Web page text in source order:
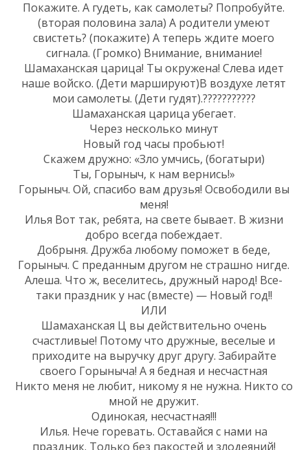
Покажите. А гудеть, как самолеты? Попробуйте.
(вторая половина зала) А родители умеют
свистеть? (покажите) А теперь ждите моего
сигнала. (Громко) Внимание, внимание!
Шамаханская царица! Ты окружена! Слева идет
наше войско. (Дети маршируют)В воздухе летят
мои самолеты. (Дети гудят).???????????
Шамаханская царица убегает.
Через несколько минут
Новый год часы пробьют!
Скажем дружно: «Зло умчись, (богатыри)
Ты, Горыныч, к нам вернись!»
Горыныч. Ой, спасибо вам друзья! Освободили вы
меня!
Илья Вот так, ребята, на свете бывает. В жизни
добро всегда побеждает.
Добрыня. Дружба любому поможет в беде,
Горыныч. С преданным другом не страшно нигде.
Алеша. Что ж, веселитесь, дружный народ! Все-
таки праздник у нас (вместе) — Новый год!!
ИЛИ
Шамаханская Ц вы действительно очень
счастливые! Потому что дружные, веселые и
приходите на выручку друг другу. Забирайте
своего Горыныча! А я бедная и несчастная
Никто меня не любит, никому я не нужна. Никто со
мной не дружит.
Одинокая, несчастная!!!
Илья. Нече горевать. Оставайся с нами на
праздник. Только без пакостей и злодеяний!